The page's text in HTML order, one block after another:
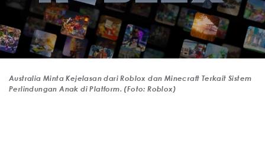
Australia Minta Kejelasan dari Roblox dan Minecraft Terkait Sistem
Perlindungan Anak di Platform. (Foto: Roblox)